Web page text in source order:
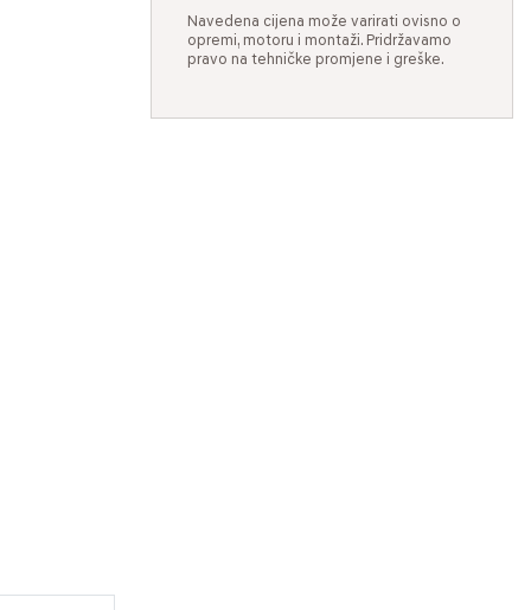
Navedena cijena može varirati ovisno o
opremi, motoru i montaži. Pridržavamo
pravo na tehničke promjene i greške.